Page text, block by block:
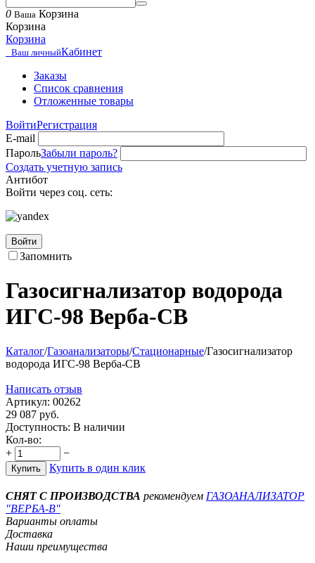
0 Ваша Корзина
Корзина
Корзина
Ваш личныйКабинет
Заказы
Список сравнения
Отложенные товары
ВойтиРегистрация
E-mail
ПарольЗабыли пароль?
Создать учетную запись
Антибот
Войти через соц. сеть:
Войти
Запомнить
Газосигнализатор водорода
ИГС-98 Верба-СВ
Каталог/Газоанализаторы/Стационарные/Газосигнализатор
водорода ИГС-98 Верба-СВ
Написать отзыв
Артикул: 00262
29 087 руб.
Доступность: В наличии
Кол-во:
+
−
Купить Купить в один клик
СНЯТ С ПРОИЗВОДСТВА рекомендуем ГАЗОАНАЛИЗАТОР
"ВЕРБА-В"
Варианты оплаты
Доставка
Наши преимущества